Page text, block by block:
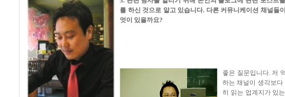
를 하신 것으로 알고 있습니다. 다른 커뮤니케이션 채널들
엇이 있을까요?
좋은 질문입니다. 저
하는 채널이 생각보다
히 읽는 업계지가 있